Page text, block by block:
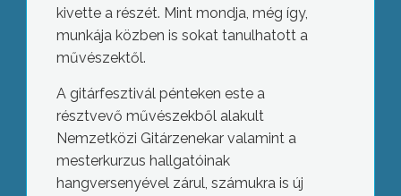
kivette a részét. Mint mondja, még így,
munkája közben is sokat tanulhatott a
művészektől.
A gitárfesztivál pénteken este a
résztvevő művészekből alakult
Nemzetközi Gitárzenekar valamint a
mesterkurzus hallgatóinak
hangversenyével zárul, számukra is új